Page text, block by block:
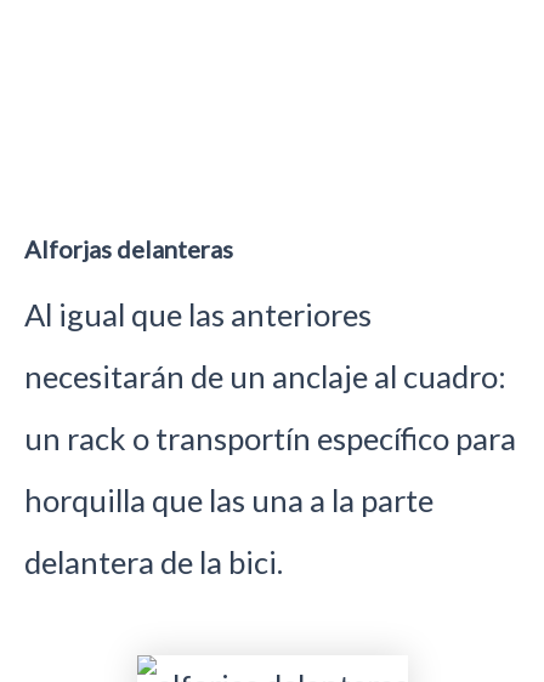
Alforjas delanteras
Al igual que las anteriores
necesitarán de un anclaje al cuadro:
un rack o transportín específico para
horquilla que las una a la parte
delantera de la bici.